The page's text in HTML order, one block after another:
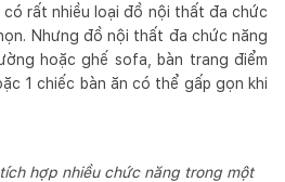
rất nhiều loại đồ nội thất đa chức
Nhưng đồ nội thất đa chức năng
hoặc ghế sofa, bàn trang điểm
1 chiếc bàn ăn có thể gấp gọn khi
hợp nhiều chức năng trong một